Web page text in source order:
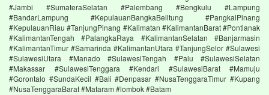
#Jambi #SumateraSelatan #Palembang #Bengkulu #Lampung
#BandarLampung #KepulauanBangkaBelitung #PangkalPinang
#KepulauanRiau #TanjungPinang #Kalimatan #KalimantanBarat #Pontianak
#KalimantanTengah #PalangkaRaya #KalimantanSelatan #Banjarmasin
#KalimantanTimur #Samarinda #KalimantanUtara #TanjungSelor #Sulawesi
#SulawesiUtara #Manado #SulawesiTengah #Palu #SulawesiSelatan
#Makassar #SulawesiTenggara #Kendari #SulawesiBarat #Mamuju
#Gorontalo #SundaKecil #Bali #Denpasar #NusaTenggaraTimur #Kupang
#NusaTenggaraBarat #Mataram #lombok #Batam